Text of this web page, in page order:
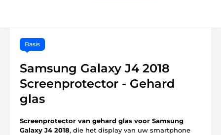
Basis
Samsung Galaxy J4 2018
Screenprotector - Gehard
glas
Screenprotector van gehard glas voor Samsung
Galaxy J4 2018, die het display van uw smartphone